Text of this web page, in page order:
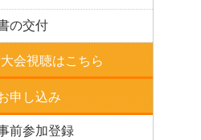
の交付
会視聴はこちら
申し込み
前参加登録